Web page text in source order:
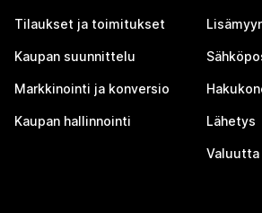
Tilaukset ja toimitukset
Kaupan suunnittelu
Markkinointi ja konversio
Kaupan hallinnointi Lähetys
Valuutta